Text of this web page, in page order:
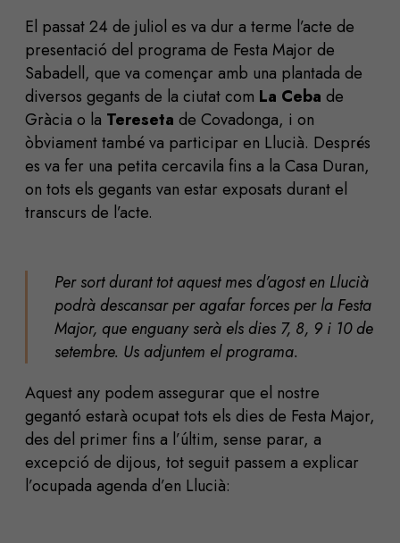
El passat 24 de juliol es va dur a terme l’acte de
presentació del programa de Festa Major de
Sabadell, que va començar amb una plantada de
diversos gegants de la ciutat com La Ceba de
Gràcia o la Tereseta de Covadonga, i on
òbviament també va participar en Llucià. Després
es va fer una petita cercavila fins a la Casa Duran,
on tots els gegants van estar exposats durant el
transcurs de l’acte.
Per sort durant tot aquest mes d’agost en Llucià
podrà descansar per agafar forces per la Festa
Major, que enguany serà els dies 7, 8, 9 i 10 de
setembre. Us adjuntem el programa.
Aquest any podem assegurar que el nostre
gegantó estarà ocupat tots els dies de Festa Major,
des del primer fins a l’últim, sense parar, a
excepció de dijous, tot seguit passem a explicar
l’ocupada agenda d’en Llucià: